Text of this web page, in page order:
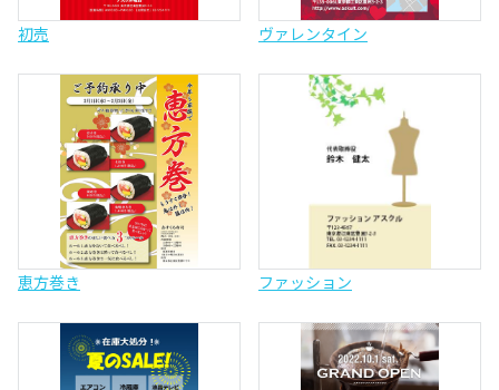
初売 ヴァレンタイン
恵方巻き ファッション